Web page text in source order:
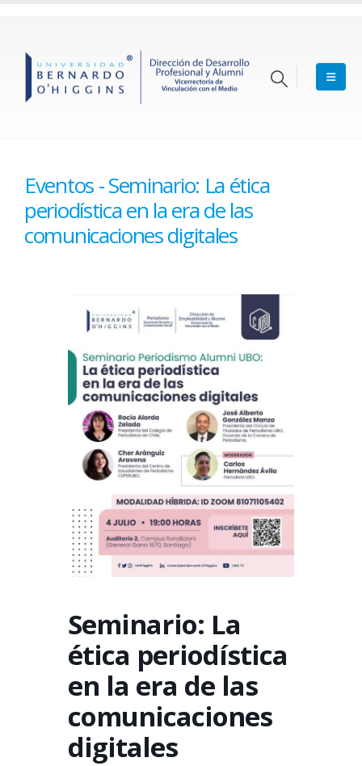
Eventos - Seminario: La ética
periodística en la era de las
comunicaciones digitales
Seminario: La
ética periodística
en la era de las
comunicaciones
digitales